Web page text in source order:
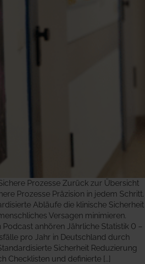
Prozesse Zurück zur Übersicht
Prozesse Präzision in jedem Schritt.
Abläufe die klinische Sicherheit
Versagen minimieren.
anhören Jährliche Statistik 0 –
pro Jahr in Deutschland durch
Sicherheit Reduzierung
Checklisten und definierte […]